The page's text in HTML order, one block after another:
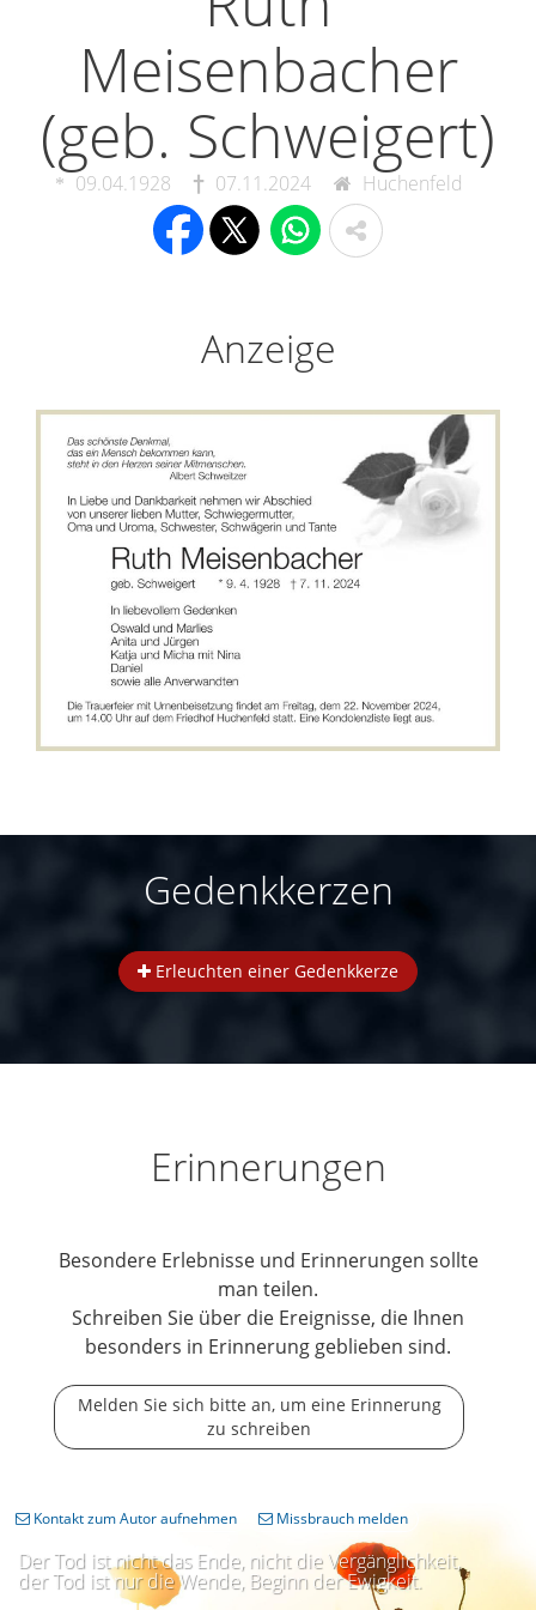
Meisenbacher
(geb. Schweigert)
09.04.1928 07.11.2024 Huchenfeld
Anzeige
Gedenkkerzen
Erleuchten einer Gedenkkerze
Erinnerungen
Besondere Erlebnisse und Erinnerungen sollte
man teilen.
Schreiben Sie über die Ereignisse, die Ihnen
besonders in Erinnerung geblieben sind.
Melden Sie sich bitte an, um eine Erinnerung
zu schreiben
Der Tod ist nicht das Ende, nicht die Vergänglichkeit,
der Tod ist nur die Wende, Beginn der Ewigkeit.
Kontakt zum Autor aufnehmen Missbrauch melden